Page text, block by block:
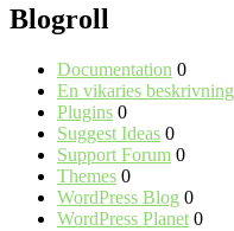
Blogroll
Documentation 0
En vikaries beskrivning
Plugins 0
Suggest Ideas 0
Support Forum 0
Themes 0
WordPress Blog 0
WordPress Planet 0